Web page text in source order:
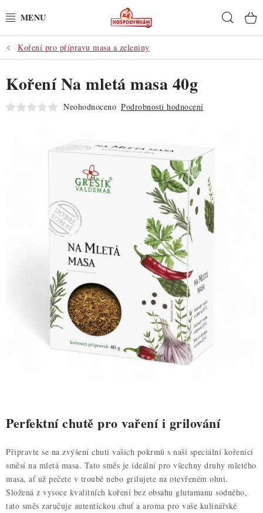
na
POTŘEBY
POMŮCKY
SUROVINY
DO KUCHYNĚ
POCHUTINY
ZDRAVÉ PEČENÍ
DÁRKOVÉ POUKAZY
TÉMATICKÉ PRODUKTY
ZNAČKY
Nepřevzetí zásilky na dobírku
Obchodní podmínky
Hodnocení obchodu
Blog
Moje objednávka
Podmínky ochrany osobních údajů
Koření pro přípravu masa a zeleniny
Perfektní chutě pro vaření i grilování
Připravte se na zvýšení chuti vašich pokrmů s naší speciální kořenící
směsí na mletá masa. Tato směs je ideální pro všechny druhy mletého
masa, ať už pečete v troubě nebo grilujete na otevřeném ohni.
Složená z vysoce kvalitních koření bez obsahu glutamanu sodného,
tato směs zaručuje autentickou chuť a aroma pro vaše kulinářské
Koření Na mletá masa 40g
Neohodnoceno Podrobnosti hodnocení